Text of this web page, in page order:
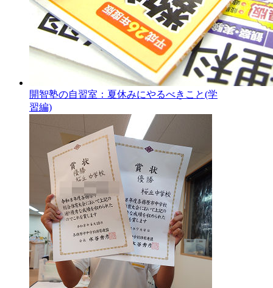
開智塾の自習室：夏休みにやるべきこと(学
習編)